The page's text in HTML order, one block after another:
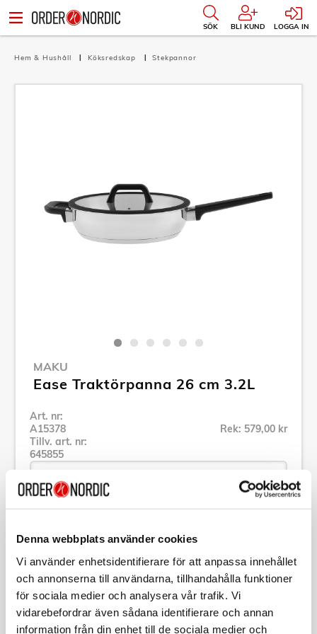
Denna webbplats använder cookies
Vi använder enhetsidentifierare för att anpassa innehållet
och annonserna till användarna, tillhandahålla funktioner
för sociala medier och analysera vår trafik. Vi
vidarebefordrar även sådana identifierare och annan
information från din enhet till de sociala medier och
SÖK BLI KUND LOGGA IN
Hem & Hushåll Köksredskap Stekpannor
MAKU
Ease Traktörpanna 26 cm 3.2L
Art. nr:
A15378
Tillv. art. nr:
645855
Rek: 579,00 kr
Se alla produkter inom Maku
Specifikation
Beskrivning